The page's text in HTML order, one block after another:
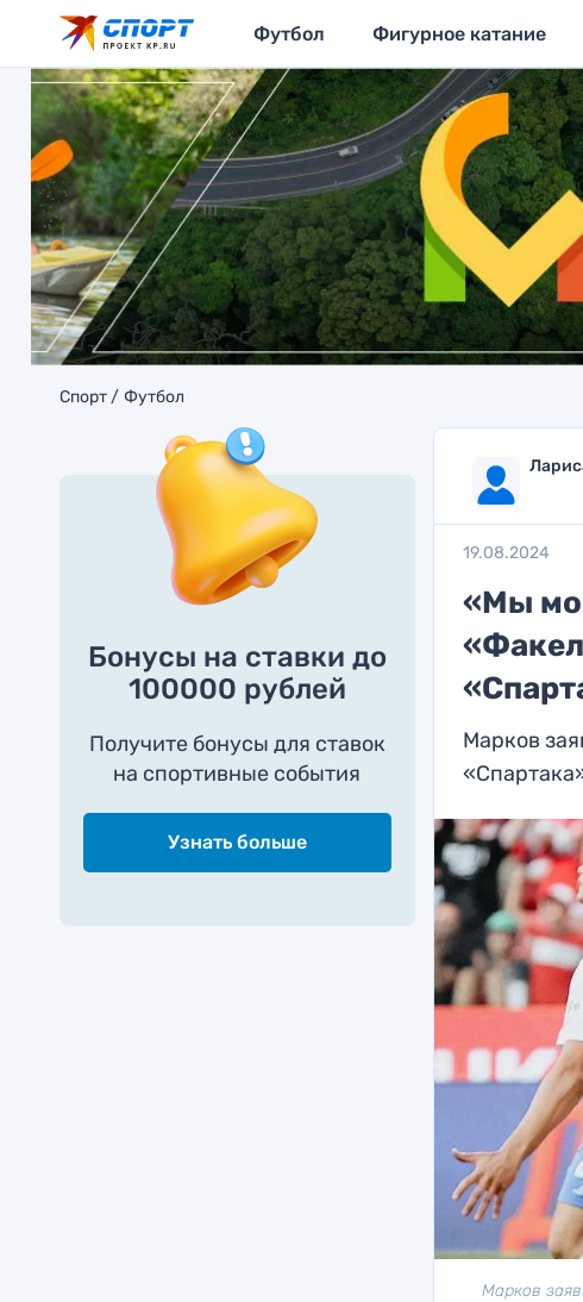
Футбол Фигурное катание
Спорт Футбол
Бонусы на ставки до
100000 рублей
Получите бонусы для ставок
на спортивные события
Узнать больше
19.08.2024
«Мы
Марков
Марков